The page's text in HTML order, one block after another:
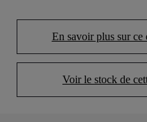
En savoir plus sur ce
Voir le stock de